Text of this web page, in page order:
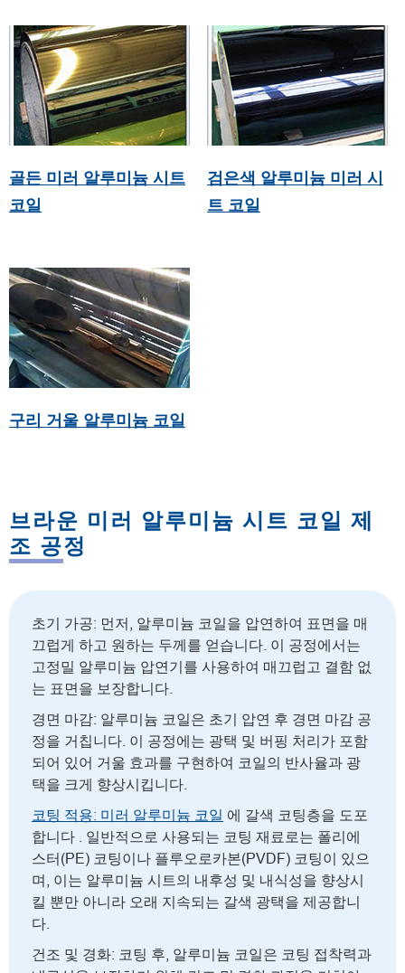
골든 미러 알루미늄 시트
코일
검은색 알루미늄 미러 시
트 코일
구리 거울 알루미늄 코일
브라운 미러 알루미늄 시트 코일 제
조 공정
초기 가공: 먼저, 알루미늄 코일을 압연하여 표면을 매
끄럽게 하고 원하는 두께를 얻습니다. 이 공정에서는
고정밀 알루미늄 압연기를 사용하여 매끄럽고 결함 없
는 표면을 보장합니다.
경면 마감: 알루미늄 코일은 초기 압연 후 경면 마감 공
정을 거칩니다. 이 공정에는 광택 및 버핑 처리가 포함
되어 있어 거울 효과를 구현하여 코일의 반사율과 광
택을 크게 향상시킵니다.
코팅 적용: 미러 알루미늄 코일 에 갈색 코팅층을 도포
합니다 . 일반적으로 사용되는 코팅 재료로는 폴리에
스터(PE) 코팅이나 플루오로카본(PVDF) 코팅이 있으
며, 이는 알루미늄 시트의 내후성 및 내식성을 향상시
킬 뿐만 아니라 오래 지속되는 갈색 광택을 제공합니
다.
건조 및 경화: 코팅 후, 알루미늄 코일은 코팅 접착력과